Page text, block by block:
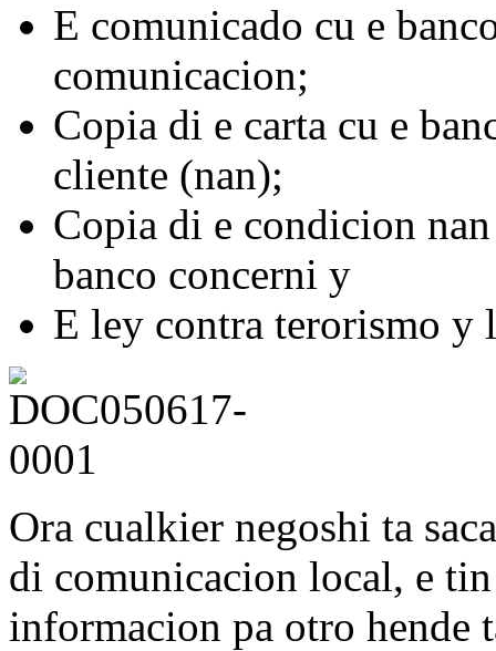
E comunicado cu e
comunicacion;
Copia di e carta cu e
cliente (nan);
Copia di e condicion
banco concerni y
E ley contra terorismo y
Ora cualkier negoshi ta
di comunicacion local, e
informacion pa otro hende